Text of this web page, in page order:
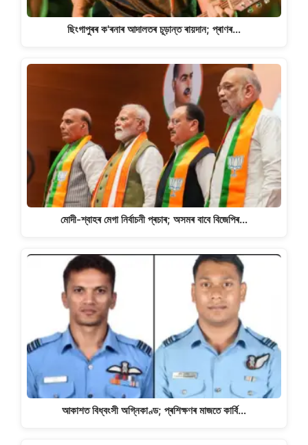
ছিংগাপুৰৰ ক'ৰনাৰ আদালতৰ চূড়ান্ত ৰায়দান; প্ৰাণৰ…
মোদী-শ্বাহৰ মেগা নিৰ্বাচনী প্ৰচাৰ; অসমৰ বাবে বিজেপিৰ…
আকাশত বিধ্বংসী অগ্নিকাণ্ড; প্ৰশিক্ষণৰ মাজতে কাৰ্বি…